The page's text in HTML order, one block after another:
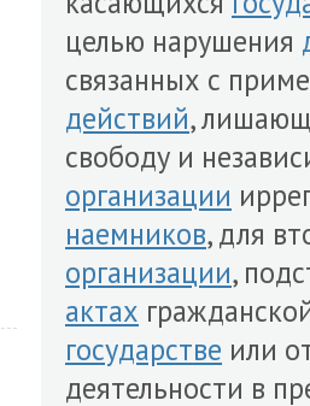
целью нарушения
связанных с
действий,
свободу и
организации
наемников, для
организации,
актах
государстве или
деятельности в